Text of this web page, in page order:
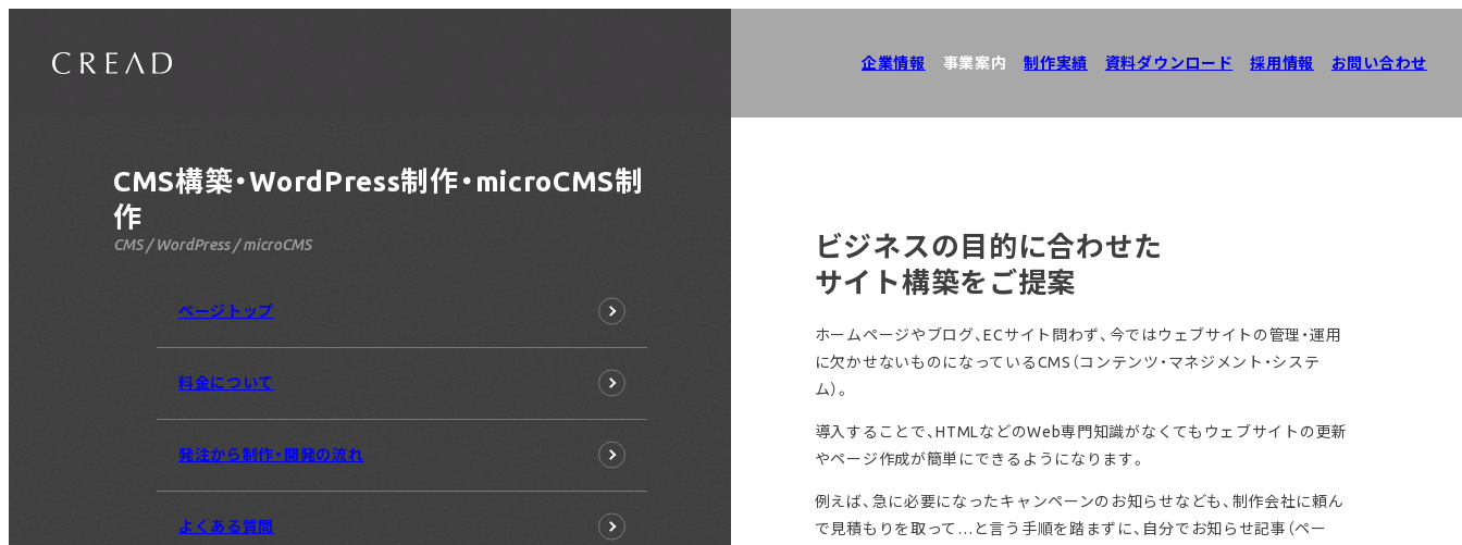
企業情報 事業案内 制作実績 資料ダウンロード 採用情報 お問い合わせ
CMS構築・WordPress制作・microCMS制
作
ページトップ
料金について
発注から制作・開発の流れ
よくある質問
ビジネスの 目的に合わせた
サイト構築をご提案
ホームページやブログ、ECサイト問わず、今ではウェブサイトの管理・運用
に欠かせないものになっているCMS（コンテンツ・マネジメント・システ
ム）。
導入することで、HTMLなどのWeb専門知識がなくてもウェブサイトの更新
やページ作成が簡単にできるようになります。
例えば、急に必要になったキャンペーンのお知らせなども、制作会社に頼ん
で見積もりを取って…と言う手順を踏まずに、自分でお知らせ記事（ペー